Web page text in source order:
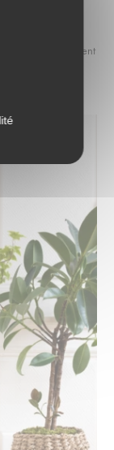
la cohésion
le développement